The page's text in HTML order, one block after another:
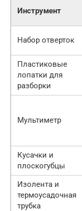
Инструмент
Набор отверток
Пластиковые
лопатки для
разборки
Мультиметр
Кусачки и
плоскогубцы
Изолента и
термоусадочная
трубка